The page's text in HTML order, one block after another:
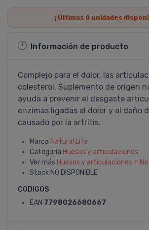
¡ Últimas 0unidades
Información de producto
Complejo para el dolor, las
colesterol. Suplemento de origen
ayuda a prevenir el desgaste
enzimas ligadas al dolor y al daño
causado por la artritis.
Marca Natural Life
Categoría Huesos y articulaciones
Ver más Huesos y articulaciones +
Stock NO DISPONIBLE
CODIGOS
EAN 7798026680667